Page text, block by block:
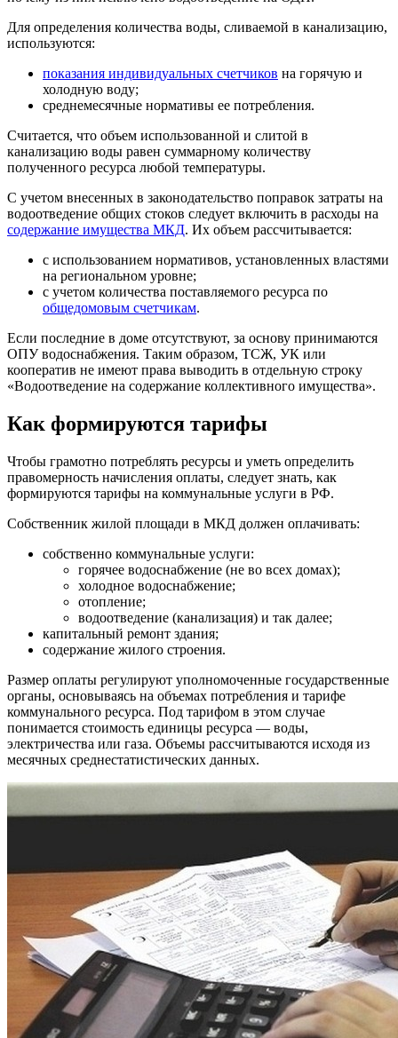
Для определения количества воды, сливаемой в канализацию,
используются:
показания индивидуальных счетчиков на горячую и
холодную воду;
среднемесячные нормативы ее потребления.
Считается, что объем использованной и слитой в
канализацию воды равен суммарному количеству
полученного ресурса любой температуры.
С учетом внесенных в законодательство поправок затраты на
водоотведение общих стоков следует включить в расходы на
содержание имущества МКД. Их объем рассчитывается:
с использованием нормативов, установленных властями
на региональном уровне;
с учетом количества поставляемого ресурса по
общедомовым счетчикам.
Если последние в доме отсутствуют, за основу принимаются
ОПУ водоснабжения. Таким образом, ТСЖ, УК или
кооператив не имеют права выводить в отдельную строку
«Водоотведение на содержание коллективного имущества».
Как формируются тарифы
Чтобы грамотно потреблять ресурсы и уметь определить
правомерность начисления оплаты, следует знать, как
формируются тарифы на коммунальные услуги в РФ.
Собственник жилой площади в МКД должен оплачивать:
собственно коммунальные услуги:
горячее водоснабжение (не во всех домах);
холодное водоснабжение;
отопление;
водоотведение (канализация) и так далее;
капитальный ремонт здания;
содержание жилого строения.
Размер оплаты регулируют уполномоченные государственные
органы, основываясь на объемах потребления и тарифе
коммунального ресурса. Под тарифом в этом случае
понимается стоимость единицы ресурса — воды,
электричества или газа. Объемы рассчитываются исходя из
месячных среднестатистических данных.